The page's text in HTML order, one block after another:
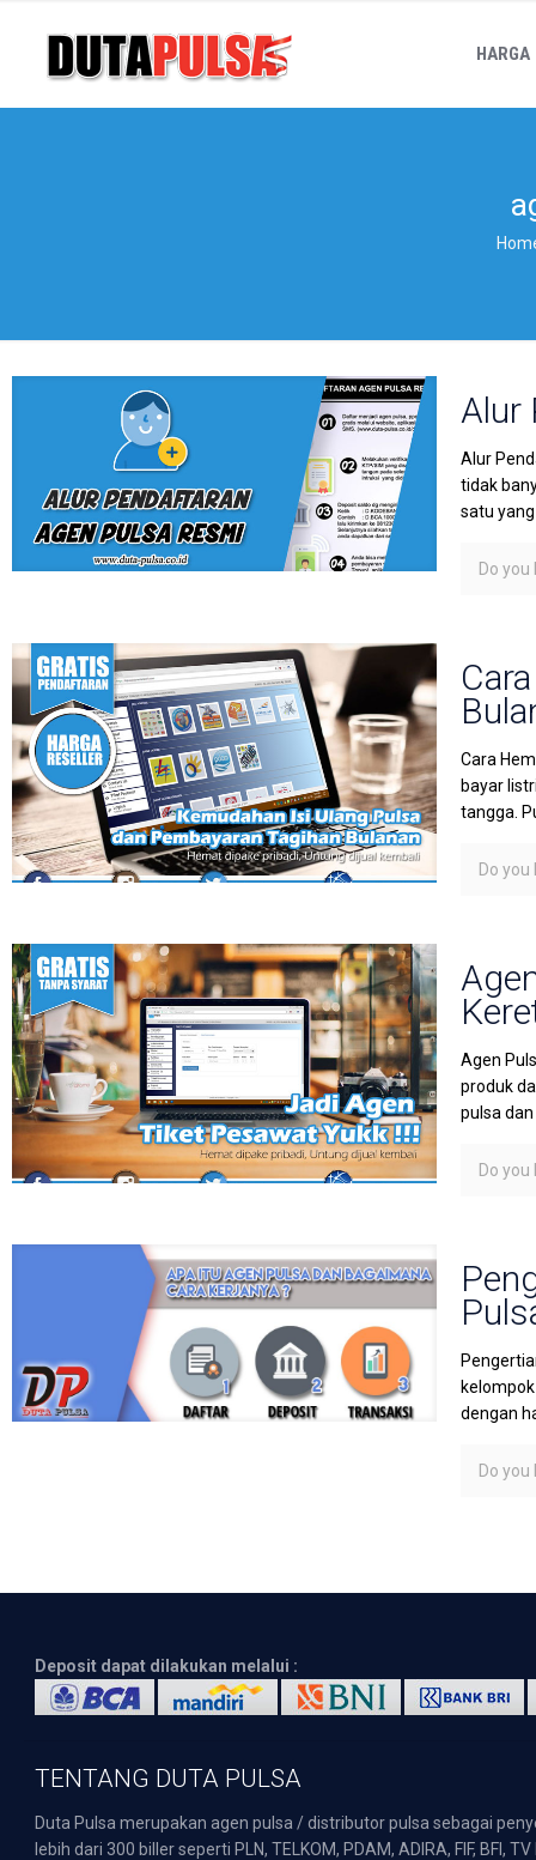
HARGA
Alur
Alur
tidak
satu
Do you
Cara
bayar
tangga.
Do you
Agen
produk
pulsa
Do you
dengan
Do you
Deposit dapat dilakukan melalui :
TENTANG DUTA PULSA
Duta Pulsa merupakan agen pulsa / distributor pulsa sebagai
lebih dari 300 biller seperti PLN, TELKOM, PDAM, ADIRA, FIF,